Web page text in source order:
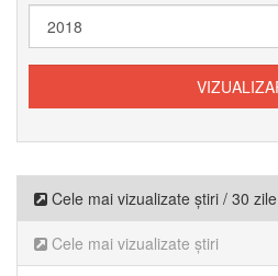
Cele mai vizualizate știri / 30 zile
Cele mai vizualizate știri